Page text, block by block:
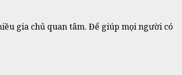
gia chủ quan tâm. Để giúp mọi người có